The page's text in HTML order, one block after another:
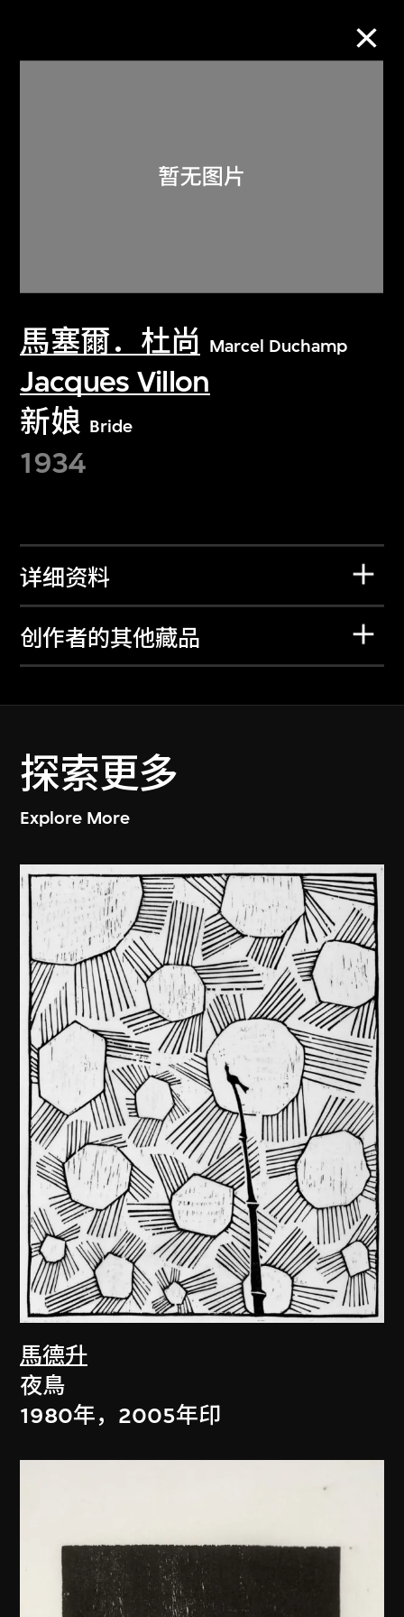
馬塞爾．杜尚 Marcel Duchamp
Jacques Villon
新娘 Bride
1934
详细资料
创作者的其他藏品
探索更多
Explore More
馬德升
夜鳥
1980年，2005年印
关于M+藏品
探索世界顶级的二十及二十一世纪视觉